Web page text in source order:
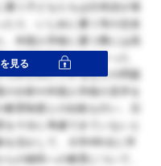
う子どもたちは日本語が堪
り、いじめに遭う等の交友
外国人学校に通う際には高
経済的負担が大きかった
ら外されたりするなどの問題
分析や外国人学校の見学を
育制度との比較も行い、日
十分に考慮できていないと
活かして、大学4年次に卒
の移民への教育について、
見る